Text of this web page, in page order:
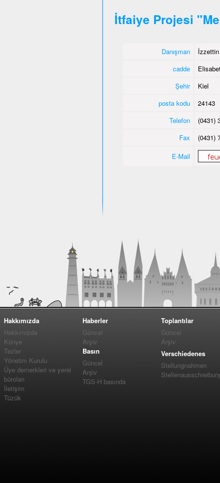
İtfaiye Projesi
Danışman
cadde
Şehir
Kiel
posta kodu
24143
Telefon
(0431)
Fax
(0431)
E-Mail
Hakkımızda
Hakkımızda
Künye
Tezler
Yönetim Kurulu
Üye dernerkleri ve yerel
büroları
İletişim
Tüzük
Haberler
Güncel
Arşiv
Basın
Güncel
Arşiv
TGS-H basında
Toplantılar
Güncel
Arşiv
Verschiedenes
Stellungnahmen